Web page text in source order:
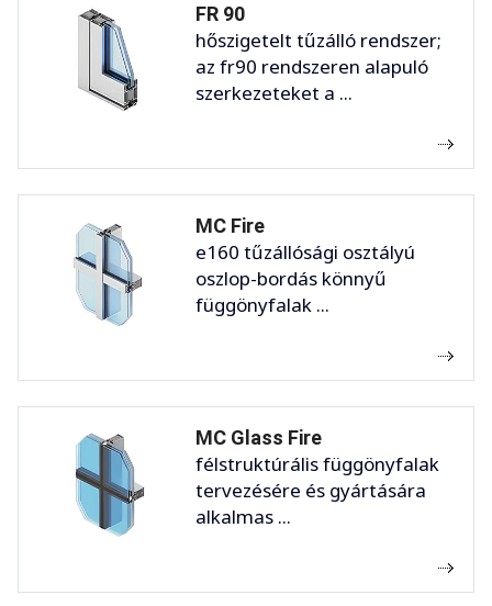
FR 90
hőszigetelt tűzálló rendszer;
az fr90 rendszeren alapuló
szerkezeteket a ...
MC Fire
e160 tűzállósági osztályú
oszlop-bordás könnyű
függönyfalak ...
MC Glass Fire
félstruktúrális függönyfalak
tervezésére és gyártására
alkalmas ...